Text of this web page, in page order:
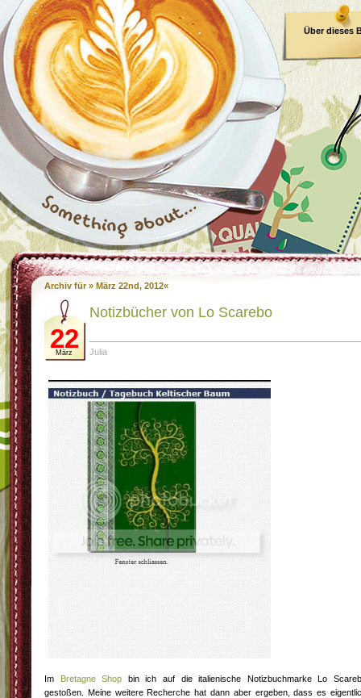
Über dieses
Archiv für » März 22nd, 2012«
22
März
Notizbücher von Lo Scarebo
Julia
Im Bretagne Shop bin ich auf die italienische Notizbuchmarke Lo
gestoßen. Meine weitere Recherche hat dann aber ergeben, dass es